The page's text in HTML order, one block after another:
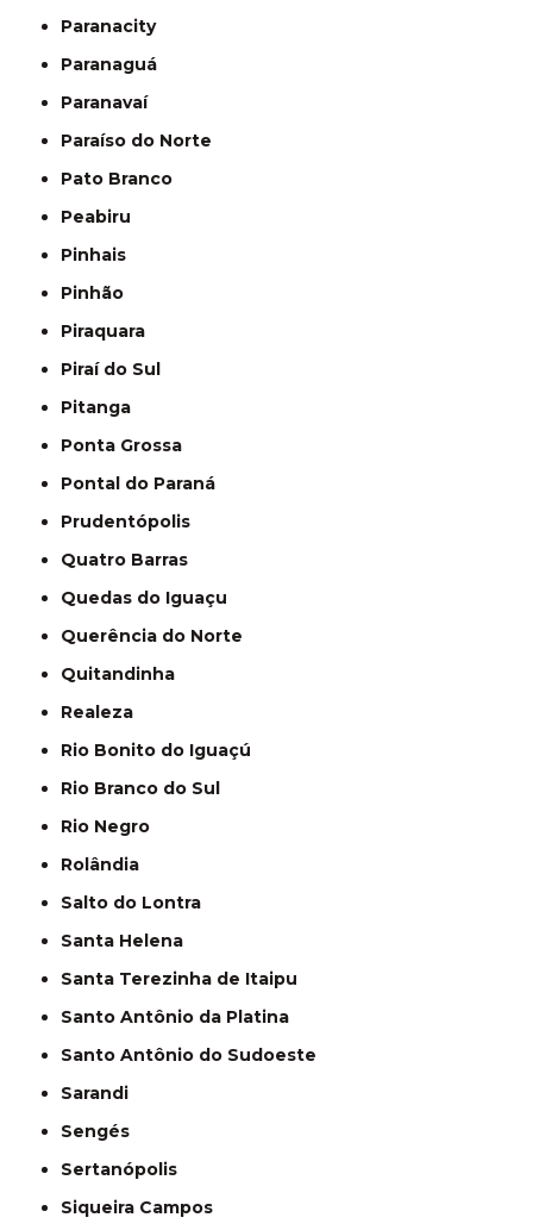
Paranacity
Paranaguá
Paranavaí
Paraíso do Norte
Pato Branco
Peabiru
Pinhais
Pinhão
Piraquara
Piraí do Sul
Pitanga
Ponta Grossa
Pontal do Paraná
Prudentópolis
Quatro Barras
Quedas do Iguaçu
Querência do Norte
Quitandinha
Realeza
Rio Bonito do Iguaçú
Rio Branco do Sul
Rio Negro
Rolândia
Salto do Lontra
Santa Helena
Santa Terezinha de Itaipu
Santo Antônio da Platina
Santo Antônio do Sudoeste
Sarandi
Sengés
Sertanópolis
Siqueira Campos